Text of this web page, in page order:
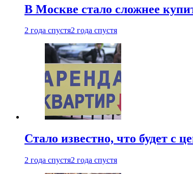
В Москве стало сложнее
2 года спустя2 года спустя
Стало известно, что будет с
2 года спустя2 года спустя